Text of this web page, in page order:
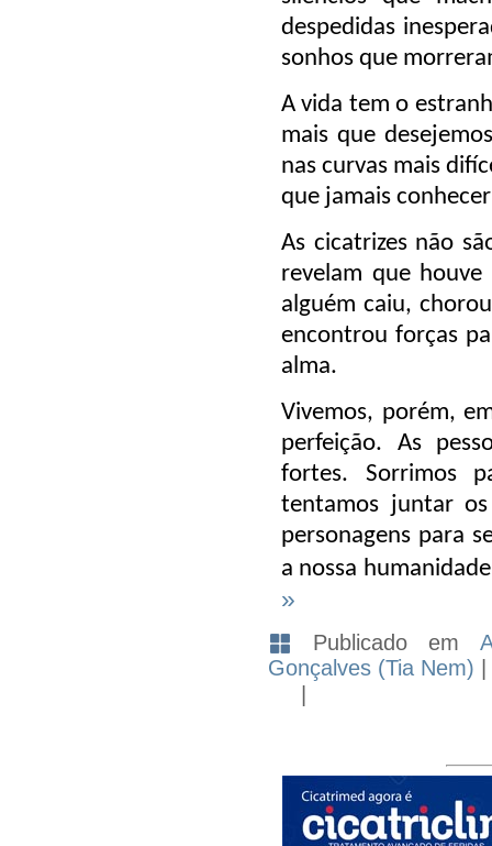
despedidas
sonhos que
A vida tem o
mais que
nas curvas mais
que jamais
As cicatrizes não
revelam que
alguém caiu,
encontrou forças
alma.
Vivemos, porém,
perfeição. As
fortes. Sorrimos
tentamos juntar os
personagens para
a nossa
»
Publicado em
Gonçalves (Tia Nem)